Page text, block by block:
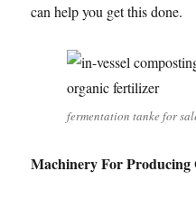
can help you get this done.
fermentation tanke for
Machinery For